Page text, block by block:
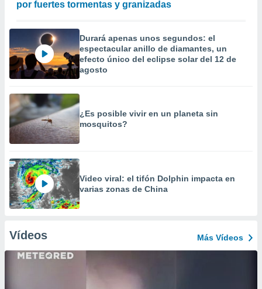
por fuertes tormentas y granizadas
Durará apenas unos segundos: el
espectacular anillo de diamantes, un
efecto único del eclipse solar del 12 de
agosto
¿Es posible vivir en un planeta sin
mosquitos?
Video viral: el tifón Dolphin impacta en
varias zonas de China
Vídeos Más Vídeos